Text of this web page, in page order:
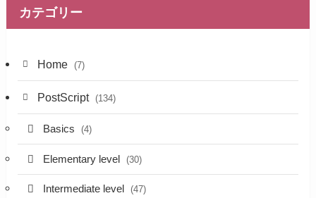
カテゴリー
Home (7)
PostScript (134)
Basics (4)
Elementary level (30)
Intermediate level (47)